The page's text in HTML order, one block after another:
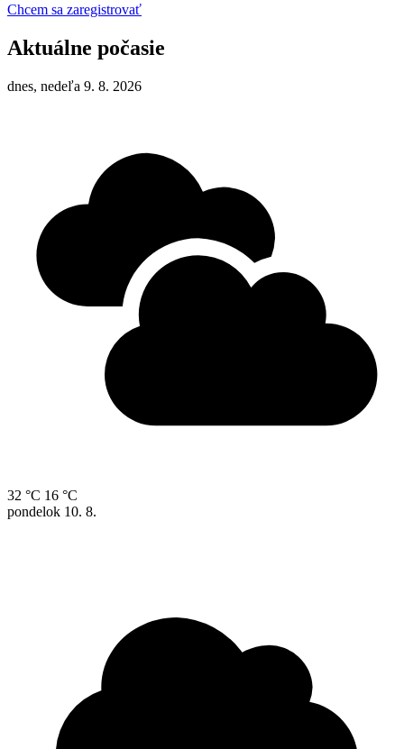
Chcem sa zaregistrovať
Aktuálne počasie
dnes, nedeľa 9. 8. 2026
32 °C 16 °C
pondelok 10. 8.